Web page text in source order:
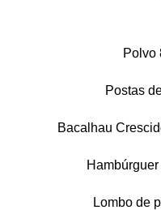
Polvo
Postas
Bacalhau
Lombo de